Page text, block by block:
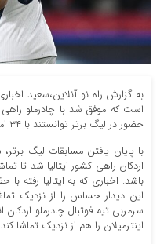
به گزارش راه نو آنلاین،سعید
است که موفق شد با چادرملو راهی
حضور در لیگ برتر توانستند با ۳۴ امتیاز لیگ را در رتبه دهم به پایان برسانند.
با پایان یافتن مسابقات لیگ
اردکان راهی کشور ایتالیا شد تا
باشد. اخباری که به ایتالیا رفته
این دیدار حساس را از نزدیک
سرمربی تیم فوتبال چادرملو
اینترمیلان را هم از نزدیک تماشا کند.